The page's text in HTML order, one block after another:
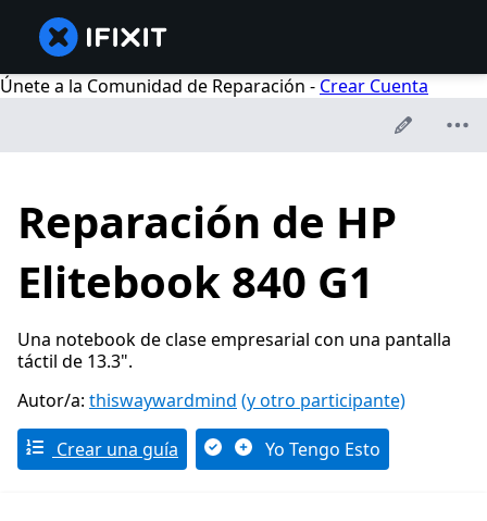
Únete a la Comunidad de Reparación - Crear Cuenta
Reparación de HP
Elitebook 840 G1
Una notebook de clase empresarial con una pantalla
táctil de 13.3".
Autor/a: thiswaywardmind (y otro participante)
Crear una guía Yo Tengo Esto